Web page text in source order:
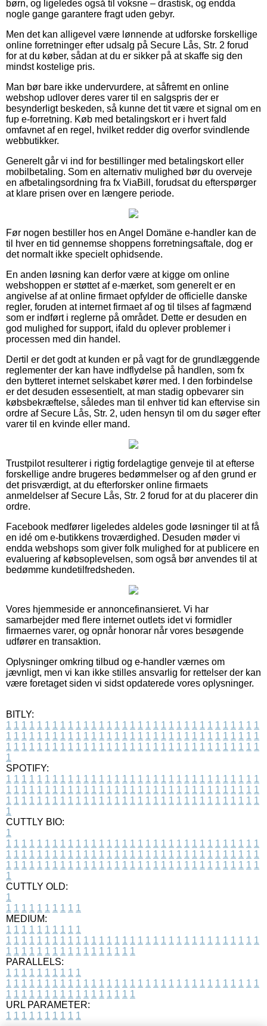
børn, og ligeledes også til voksne – drastisk, og endda
nogle gange garantere fragt uden gebyr.
Men det kan alligevel være lønnende at udforske forskellige
online forretninger efter udsalg på Secure Lås, Str. 2 forud
for at du køber, sådan at du er sikker på at skaffe sig den
mindst kostelige pris.
Man bør bare ikke undervurdere, at såfremt en online
webshop udlover deres varer til en salgspris der er
besynderligt beskeden, så kunne det tit være et signal om en
fup e-forretning. Køb med betalingskort er i hvert fald
omfavnet af en regel, hvilket redder dig overfor svindlende
webbutikker.
Generelt går vi ind for bestillinger med betalingskort eller
mobilbetaling. Som en alternativ mulighed bør du overveje
en afbetalingsordning fra fx ViaBill, forudsat du efterspørger
at klare prisen over en længere periode.
Før nogen bestiller hos en Angel Domäne e-handler kan de
til hver en tid gennemse shoppens forretningsaftale, dog er
det normalt ikke specielt ophidsende.
En anden løsning kan derfor være at kigge om online
webshoppen er støttet af e-mærket, som generelt er en
angivelse af at online firmaet opfylder de officielle danske
regler, foruden at internet firmaet af og til tilses af fagmænd
som er indført i reglerne på området. Dette er desuden en
god mulighed for support, ifald du oplever problemer i
processen med din handel.
Dertil er det godt at kunden er på vagt for de grundlæggende
reglementer der kan have indflydelse på handlen, som fx
den bytteret internet selskabet kører med. I den forbindelse
er det desuden essesentielt, at man stadig opbevarer sin
købsbekræftelse, således man til enhver tid kan eftervise sin
ordre af Secure Lås, Str. 2, uden hensyn til om du søger efter
varer til en kvinde eller mand.
Trustpilot resulterer i rigtig fordelagtige genveje til at efterse
forskellige andre brugeres bedømmelser og af den grund er
det prisværdigt, at du efterforsker online firmaets
anmeldelser af Secure Lås, Str. 2 forud for at du placerer din
ordre.
Facebook medfører ligeledes aldeles gode løsninger til at få
en idé om e-butikkens troværdighed. Desuden møder vi
endda webshops som giver folk mulighed for at publicere en
evaluering af købsoplevelsen, som også bør anvendes til at
bedømme kundetilfredsheden.
Vores hjemmeside er annoncefinansieret. Vi har
samarbejder med flere internet outlets idet vi formidler
firmaernes varer, og opnår honorar når vores besøgende
udfører en transaktion.
Oplysninger omkring tilbud og e-handler værnes om
jævnligt, men vi kan ikke stilles ansvarlig for rettelser der kan
være foretaget siden vi sidst opdaterede vores oplysninger.
BITLY:
1 1 1 1 1 1 1 1 1 1 1 1 1 1 1 1 1 1 1 1 1 1 1 1 1 1 1 1 1 1 1 1 1
1 1 1 1 1 1 1 1 1 1 1 1 1 1 1 1 1 1 1 1 1 1 1 1 1 1 1 1 1 1 1 1 1
1 1 1 1 1 1 1 1 1 1 1 1 1 1 1 1 1 1 1 1 1 1 1 1 1 1 1 1 1 1 1 1 1
1
SPOTIFY:
1 1 1 1 1 1 1 1 1 1 1 1 1 1 1 1 1 1 1 1 1 1 1 1 1 1 1 1 1 1 1 1 1
1 1 1 1 1 1 1 1 1 1 1 1 1 1 1 1 1 1 1 1 1 1 1 1 1 1 1 1 1 1 1 1 1
1 1 1 1 1 1 1 1 1 1 1 1 1 1 1 1 1 1 1 1 1 1 1 1 1 1 1 1 1 1 1 1 1
1
CUTTLY BIO:
1
1 1 1 1 1 1 1 1 1 1 1 1 1 1 1 1 1 1 1 1 1 1 1 1 1 1 1 1 1 1 1 1 1
1 1 1 1 1 1 1 1 1 1 1 1 1 1 1 1 1 1 1 1 1 1 1 1 1 1 1 1 1 1 1 1 1
1 1 1 1 1 1 1 1 1 1 1 1 1 1 1 1 1 1 1 1 1 1 1 1 1 1 1 1 1 1 1 1 1
1
CUTTLY OLD:
1
1 1 1 1 1 1 1 1 1 1
MEDIUM:
1 1 1 1 1 1 1 1 1 1
1 1 1 1 1 1 1 1 1 1 1 1 1 1 1 1 1 1 1 1 1 1 1 1 1 1 1 1 1 1 1 1 1
1 1 1 1 1 1 1 1 1 1 1 1 1 1 1 1 1
PARALLELS:
1 1 1 1 1 1 1 1 1 1
1 1 1 1 1 1 1 1 1 1 1 1 1 1 1 1 1 1 1 1 1 1 1 1 1 1 1 1 1 1 1 1 1
1 1 1 1 1 1 1 1 1 1 1 1 1 1 1 1 1
URL PARAMETER:
1 1 1 1 1 1 1 1 1 1